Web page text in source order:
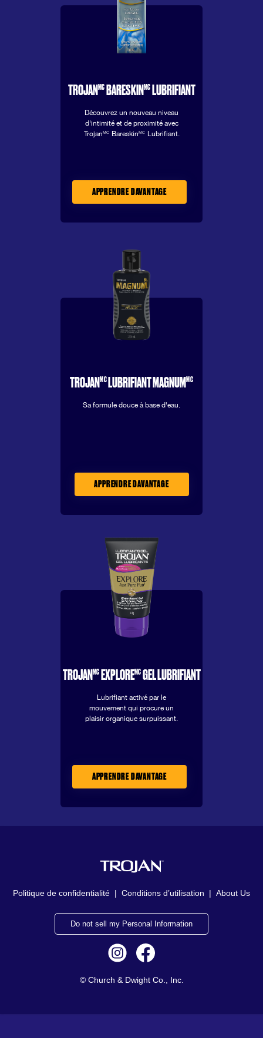
TROJAN MC BARESKIN MC LUBRIFIANT
Découvrez un nouveau niveau
d'intimité et de proximité avec
TrojanMC BareskinMC Lubrifiant.
APPRENDRE DAVANTAGE
TROJAN MC LUBRIFIANT MAGNUM MC
Sa formule douce à base d'eau.
APPRENDRE DAVANTAGE
TROJAN MC EXPLOREMC GEL LUBRIFIANT
Lubrifiant activé par le
mouvement qui procure un
plaisir organique surpuissant.
APPRENDRE DAVANTAGE
Politique de confidentialité | Conditions d’utilisation | About Us
Do not sell my Personal Information
© Church & Dwight Co., Inc.